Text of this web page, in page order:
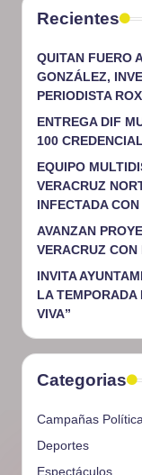
Recientes
QUITAN FUERO
GONZÁLEZ,
PERIODISTA
ENTREGA DIF
100
EQUIPO
VERACRUZ
INFECTADA
AVANZAN
VERACRUZ
INVITA
LA TEMPORADA
VIVA”
Categorias
Campañas
Deportes
Espectáculos